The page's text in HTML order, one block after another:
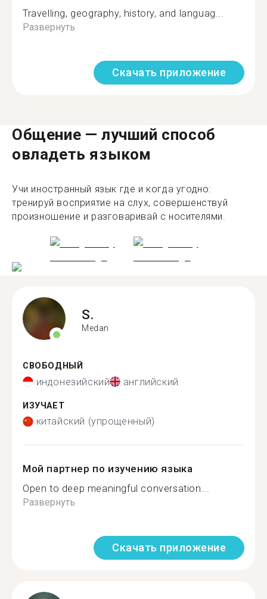
Travelling, geography, history, and languag...
Развернуть
Скачать приложение
Общение — лучший способ
овладеть языком
Учи иностранный язык где и когда угодно:
тренируй восприятие на слух, совершенствуй
произношение и разговаривай с носителями.
S.
Medan
СВОБОДНЫЙ
индонезийский английский
ИЗУЧАЕТ
китайский (упрощенный)
Мой партнер по изучению языка
Open to deep meaningful conversation...
Развернуть
Скачать приложение